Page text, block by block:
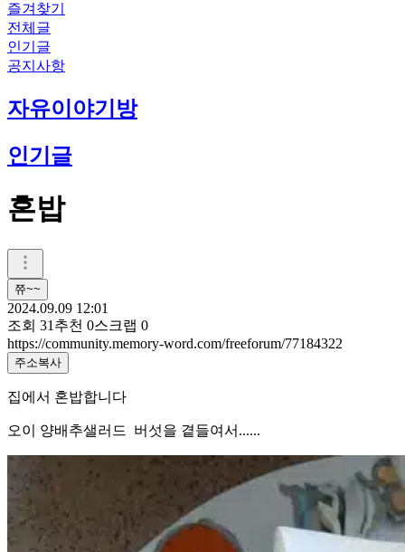
즐겨찾기
전체글
인기글
공지사항
자유이야기방
인기글
혼밥
쮸~~
2024.09.09 12:01
조회 31 추천 0스크랩 0
https://community.memory-word.com/freeforum/77184322
주소복사
집에서 혼밥합니다
오이 양배추샐러드 버섯을 곁들여서......